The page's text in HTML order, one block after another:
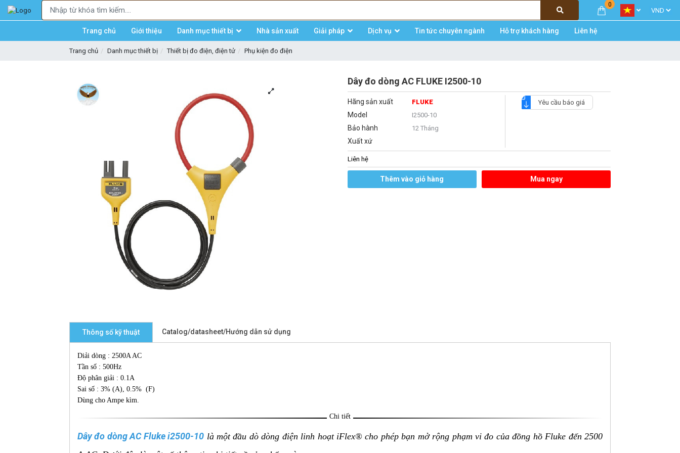
0
Trang chủ Giới thiệu Danh mục thiết bị Nhà sản xuất Giải pháp Dịch vụ Tin tức chuyên ngành Hỗ trợ khách hàng Liên hệ
Trang chủ Danh mục thiết bị Thiết bị đo điện, điện tử Phụ kiện đo điện
Dây đo dòng AC FLUKE I2500-10
Hãng sản xuất FLUKE
Model I2500-10
Bảo hành 12 Tháng
Xuất xứ
Yêu cầu báo giá
Liên hệ
Thêm vào giỏ hàng Mua ngay
Thông số kỹ thuật Catalog/datasheet/Hướng dẫn sử dụng
Diải dòng : 2500A AC
Tần số : 500Hz
Độ phân giải : 0.1A
Sai số : 3% (A), 0.5% (F)
Dùng cho Ampe kìm.
Chi tiết
Dây đo dòng AC Fluke i2500-10 là một đầu dò dòng điện linh hoạt iFlex® cho phép bạn mở rộng phạm vi đo của đồng hồ Fluke đến 2500